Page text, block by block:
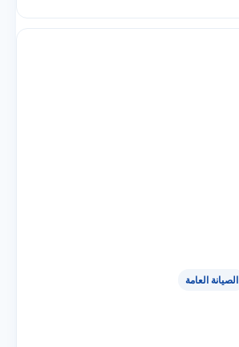
الصيانة العامة